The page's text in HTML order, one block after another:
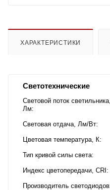
ХАРАКТЕРИСТИКИ
Светотехнические
Световой поток светильника,
Лм
Световая отдача, Лм/Вт
Цветовая температура, К
Тип кривой силы света
Индекс цветопередачи, CRI
Производитель светодиодов